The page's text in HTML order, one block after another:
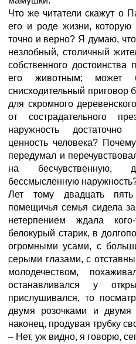
Что же читатели скажут о
его и роде жизни, которую
точно и верно? Я думаю,
незлобный, столичный
собственного достоинства
его животным;
снисходительный приговор
для скромного
от сострадательного
наружность достаточно
ценность человека?
передумал и
на бесчувственную,
бессмысленную
Лет тому двадцать
помещичья семья сидела
нетерпением ждала
белокурый старик, в
огромными усами, с
серыми глазами, с
молодечеством,
останавливался у
прислушивался, то
двумя розочками и двумя
наконец, продувая трубку
– Нет, уж видно, я говорю,